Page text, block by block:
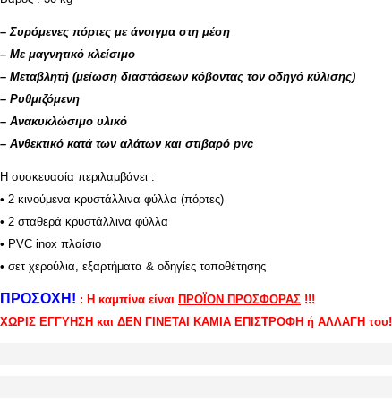
– Συρόμενες πόρτες με άνοιγμα στη μέση
– Με μαγνητικό κλείσιμο
– Μεταβλητή (μείωση διαστάσεων κόβοντας τον οδηγό κύλισης)
– Ρυθμιζόμενη
– Ανακυκλώσιμο υλικό
– Ανθεκτικό κατά των αλάτων και στιβαρό pvc
Η συσκευασία περιλαμβάνει :
• 2 κινούμενα κρυστάλλινα φύλλα (πόρτες)
• 2 σταθερά κρυστάλλινα φύλλα
• PVC inox πλαίσιο
• σετ χερούλια, εξαρτήματα & οδηγίες τοποθέτησης
ΠΡΟΣΟΧΗ! : Η καμπίνα είναι ΠΡΟΪΟΝ ΠΡΟΣΦΟΡΑΣ !!!
ΧΩΡΙΣ ΕΓΓΥΗΣΗ και ΔΕΝ ΓΙΝΕΤΑΙ ΚΑΜΙΑ ΕΠΙΣΤΡΟΦΗ ή ΑΛΛΑΓΗ του!